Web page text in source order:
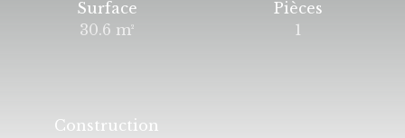
Surface
30.6 m²
Pièces
1
Construction